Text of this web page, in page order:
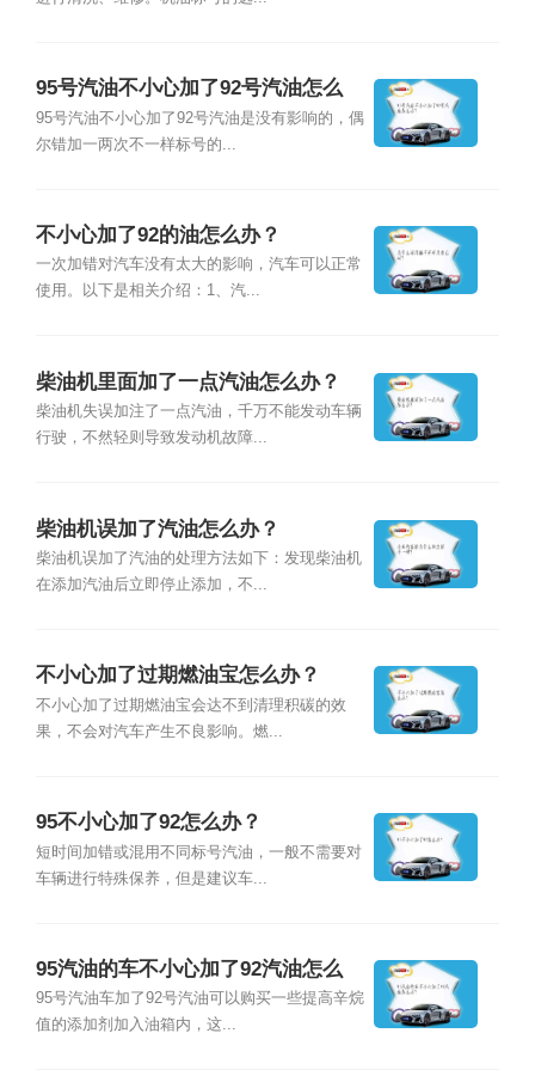
95号汽油不小心加了92号汽油怎么
办？
95号汽油不小心加了92号汽油是没有影响的，偶
尔错加一两次不一样标号的...
不小心加了92的油怎么办？
一次加错对汽车没有太大的影响，汽车可以正常
使用。以下是相关介绍：1、汽...
柴油机里面加了一点汽油怎么办？
柴油机失误加注了一点汽油，千万不能发动车辆
行驶，不然轻则导致发动机故障...
柴油机误加了汽油怎么办？
柴油机误加了汽油的处理方法如下：发现柴油机
在添加汽油后立即停止添加，不...
不小心加了过期燃油宝怎么办？
不小心加了过期燃油宝会达不到清理积碳的效
果，不会对汽车产生不良影响。燃...
95不小心加了92怎么办？
短时间加错或混用不同标号汽油，一般不需要对
车辆进行特殊保养，但是建议车...
95汽油的车不小心加了92汽油怎么
办？
95号汽油车加了92号汽油可以购买一些提高辛烷
值的添加剂加入油箱内，这...